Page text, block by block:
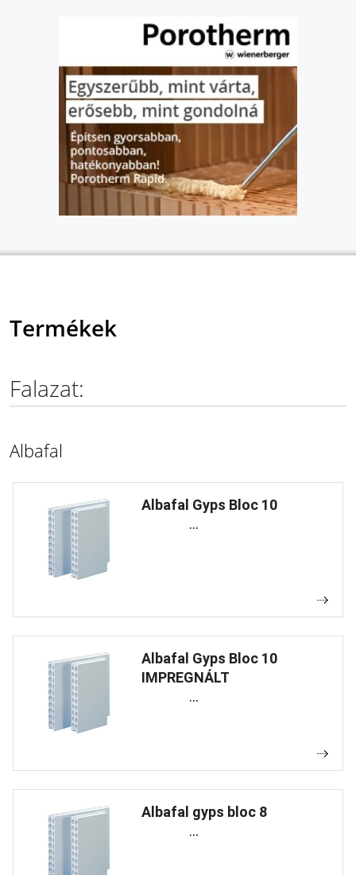
Termékek
Falazat:
Albafal
Albafal Gyps Bloc 10
...
Albafal Gyps Bloc 10
IMPREGNÁLT
...
Albafal gyps bloc 8
...